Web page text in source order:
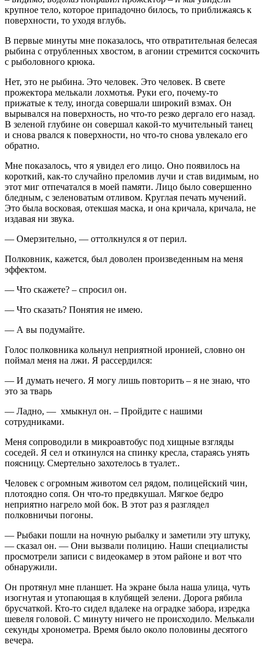
крупное тело, которое припадочно билось, то приближаясь к
поверхности, то уходя вглубь.
В первые минуты мне показалось, что отвратительная белесая
рыбина с отрубленных хвостом, в агонии стремится соскочить
с рыболовного крюка.
Нет, это не рыбина. Это человек. Это человек. В свете
прожектора мелькали лохмотья. Руки его, почему-то
прижатые к телу, иногда совершали широкий взмах. Он
вырывался на поверхность, но что-то резко дергало его назад.
В зеленой глубине он совершал какой-то мучительный танец
и снова рвался к поверхности, но что-то снова увлекало его
обратно.
Мне показалось, что я увидел его лицо. Оно появилось на
короткий, как-то случайно преломив лучи и став видимым, но
этот миг отпечатался в моей памяти. Лицо было совершенно
бледным, с зеленоватым отливом. Круглая печать мучений.
Это была восковая, отекшая маска, и она кричала, кричала, не
издавая ни звука.
— Омерзительно, — оттолкнулся я от перил.
Полковник, кажется, был доволен произведенным на меня
эффектом.
— Что скажете? – спросил он.
— Что сказать? Понятия не имею.
— А вы подумайте.
Голос полковника кольнул неприятной иронией, словно он
поймал меня на лжи. Я рассердился:
— И думать нечего. Я могу лишь повторить – я не знаю, что
это за тварь
— Ладно, — хмыкнул он. – Пройдите с нашими
сотрудниками.
Меня сопроводили в микроавтобус под хищные взгляды
соседей. Я сел и откинулся на спинку кресла, стараясь унять
поясницу. Смертельно захотелось в туалет..
Человек с огромным животом сел рядом, полицейский чин,
плотоядно сопя. Он что-то предвкушал. Мягкое бедро
неприятно нагрело мой бок. В этот раз я разглядел
полковничьи погоны.
— Рыбаки пошли на ночную рыбалку и заметили эту штуку,
— сказал он. — Они вызвали полицию. Наши специалисты
просмотрели записи с видеокамер в этом районе и вот что
обнаружили.
Он протянул мне планшет. На экране была наша улица, чуть
изогнутая и утопающая в клубящей зелени. Дорога рябила
брусчаткой. Кто-то сидел вдалеке на оградке забора, изредка
шевеля головой. С минуту ничего не происходило. Мелькали
секунды хронометра. Время было около половины десятого
вечера.